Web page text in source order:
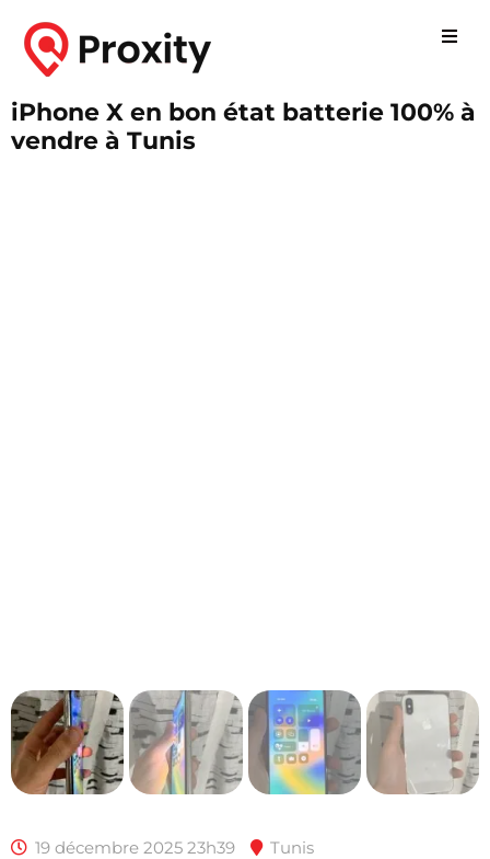
iPhone X en bon état batterie 100% à
vendre à Tunis
19 décembre 2025 23h39 Tunis